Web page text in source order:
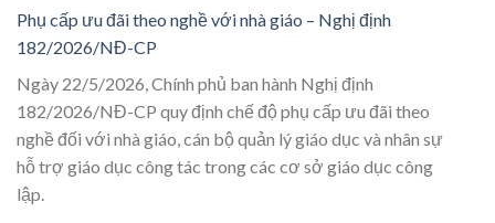
Phụ cấp ưu đãi theo nghề với nhà giáo – Nghị định
182/2026/NĐ-CP
Ngày 22/5/2026, Chính phủ ban hành Nghị định
182/2026/NĐ-CP quy định chế độ phụ cấp ưu đãi theo
nghề đối với nhà giáo, cán bộ quản lý giáo dục và nhân sự
hỗ trợ giáo dục công tác trong các cơ sở giáo dục công
lập.